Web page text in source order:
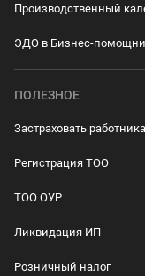
Производственный
ЭДО в Бизнес-
ПОЛЕЗНОЕ
Застраховать работника
Регистрация ТОО
ТОО ОУР
Ликвидация ИП
Розничный налог